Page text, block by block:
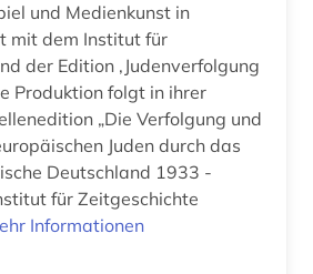
und Medienkunst in
mit dem Institut für
der Edition ‚Judenverfolgung
„Die Verfolgung und
Juden durch das
Deutschland 1933 -
für Zeitgeschichte
Informationen